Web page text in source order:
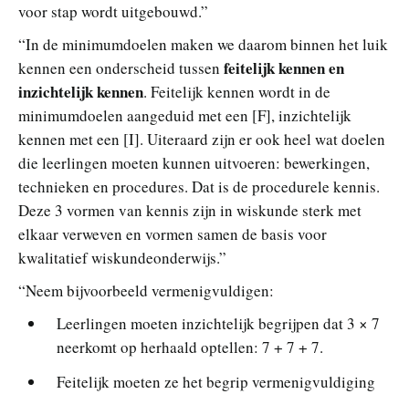
voor stap wordt uitgebouwd.”
“In de minimumdoelen maken we daarom binnen het luik
kennen een onderscheid tussen feitelijk kennen en
inzichtelijk kennen. Feitelijk kennen wordt in de
minimumdoelen aangeduid met een [F], inzichtelijk
kennen met een [I]. Uiteraard zijn er ook heel wat doelen
die leerlingen moeten kunnen uitvoeren: bewerkingen,
technieken en procedures. Dat is de procedurele kennis.
Deze 3 vormen van kennis zijn in wiskunde sterk met
elkaar verweven en vormen samen de basis voor
kwalitatief wiskundeonderwijs.”
“Neem bijvoorbeeld vermenigvuldigen:
Leerlingen moeten inzichtelijk begrijpen dat 3 × 7
neerkomt op herhaald optellen: 7 + 7 + 7.
Feitelijk moeten ze het begrip vermenigvuldiging